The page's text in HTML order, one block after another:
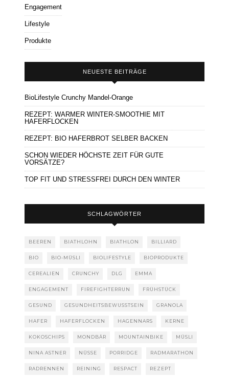
Engagement
Lifestyle
Produkte
NEUESTE BEITRÄGE
BioLifestyle Crunchy Mandel-Orange
REZEPT: WARMER WINTER-SMOOTHIE MIT
HAFERFLOCKEN
REZEPT: BIO HAFERBROT SELBER BACKEN
SCHON WIEDER HÖCHSTE ZEIT FÜR GUTE
VORSÄTZE?
TOP FIT UND STRESSFREI DURCH DEN WINTER
SCHLAGWÖRTER
BEEREN BIATHLOHN BIATHLON BILLIARD
BIO BIO-MÜSLI BIOLIFESTYLE BIOPRODUKTE
CEREALIEN CRUNCHY DLG EMMA
ENGAGEMENT FIREFIGHTERRUN FRÜHSTÜCK
GESUND GESUNDHEITSBEWUSSTSEIN GRANOLA
HAFER HAFERFLOCKEN HAGENNARS KERNE
KOKOSCHIPS MONDBÄR MOUNTAINBIKE MÜSLI
NINA ASTNER NÜSSE PORRIDGE RADMARATHON
RADRENNEN REINING RESPACT REZEPT